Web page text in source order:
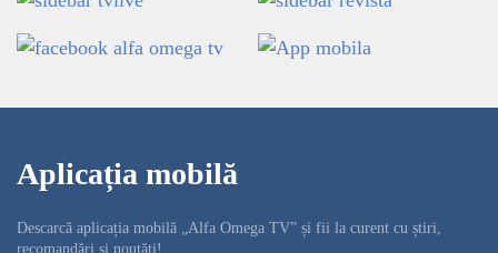
Aplicația mobilă
Descarcă aplicația mobilă „Alfa Omega TV” și fii la curent cu știri,
recomandări și noutăți!